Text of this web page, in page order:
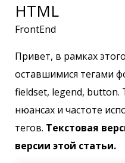
HTML
FrontEnd
Привет, в рамках
оставшимися тегами
fieldset, legend, button.
нюансах и частоте
тегов. Текстовая
версии этой статьи.